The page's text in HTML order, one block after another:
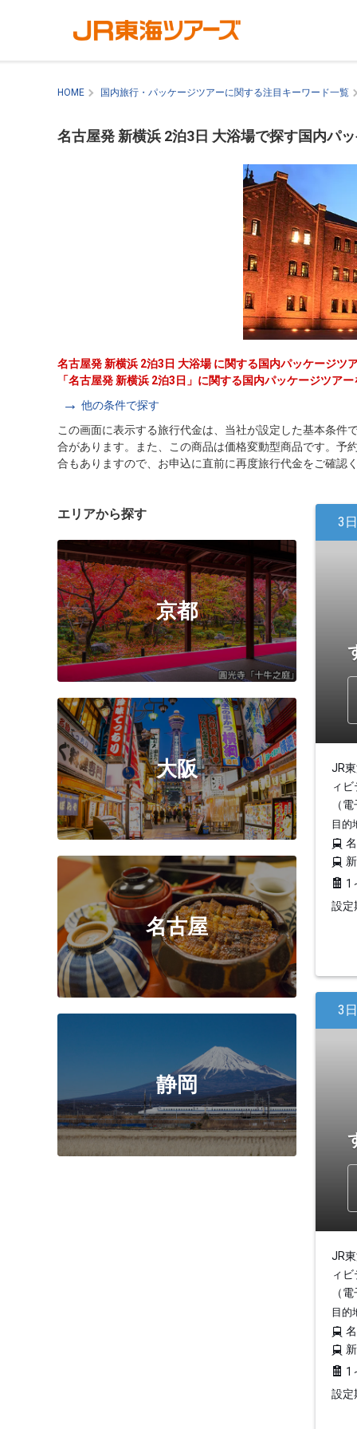
HOME 国内旅行・パッケージツアーに関する注目キーワード一覧
名古屋発 新横浜 2泊3日 大浴場で探す国内パ
名古屋発 新横浜 2泊3日 大浴場 に関する国内パッケージツ
「名古屋発 新横浜 2泊3日」に関する国内パッケージツア
他の条件で探す
この画面に表示する旅行代金は、当社が設定した基本条
合があります。また、この商品は価格変動型商品です。予
合もありますので、お申込に直前に再度旅行代金をご確認
エリアから探す
京都
大阪
名古屋
静岡
3
JR
ィ
（
目的
1
設
3
JR
ィ
（
目的
1
設